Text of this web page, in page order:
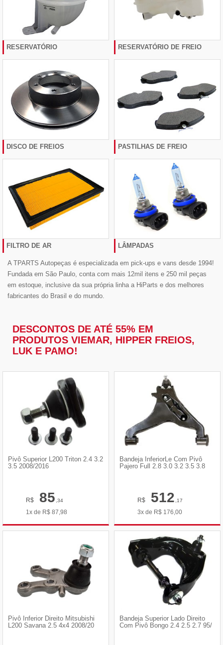
RESERVATÓRIO RESERVATÓRIO DE FREIO
DISCO DE FREIOS PASTILHAS DE FREIO
FILTRO DE AR LÂMPADAS
A TPARTS Autopeças é especializada em pick-ups e vans desde 1994!
Fundada em São Paulo, conta com mais 12mil itens e 250 mil peças
em estoque, inclusive da sua própria linha a HiParts e dos melhores
fabricantes do Brasil e do mundo.
DESCONTOS DE ATÉ 55% EM
PRODUTOS VIEMAR, HIPPER FREIOS,
LUK E PAMO!
Pivô Superior L200 Triton 2.4 3.2
3.5 2008/2016
R$ 85,34
1x de R$ 87,98
Bandeja InferiorLe Com Pivô
Pajero Full 2.8 3.0 3.2 3.5 3.8
R$ 512,17
3x de R$ 176,00
Pivô Inferior Direito Mitsubishi
L200 Savana 2.5 4x4 2008/20
Bandeja Superior Lado Direito
Com Pivô Bongo 2.4 2.5 2.7 95/